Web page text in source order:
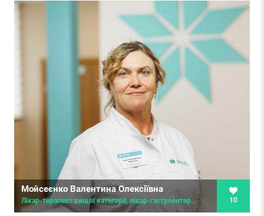
10
Мойсеєнко Валентина Олексіївна
Лікар-терапевт вищої категорії, лікар-гастроентеролог вищої категорії, лікар-дієтолог